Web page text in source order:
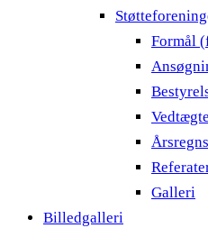
Formål
Galleri
Billedgalleri